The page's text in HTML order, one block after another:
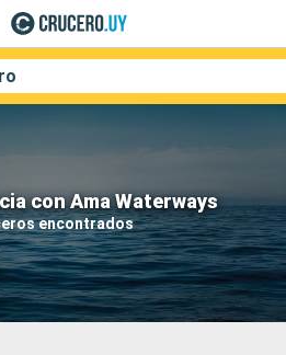
con Ama Waterways
encontrados
Compañías